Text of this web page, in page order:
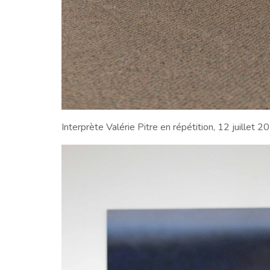
Interprète Valérie Pitre en répétition, 12 juillet